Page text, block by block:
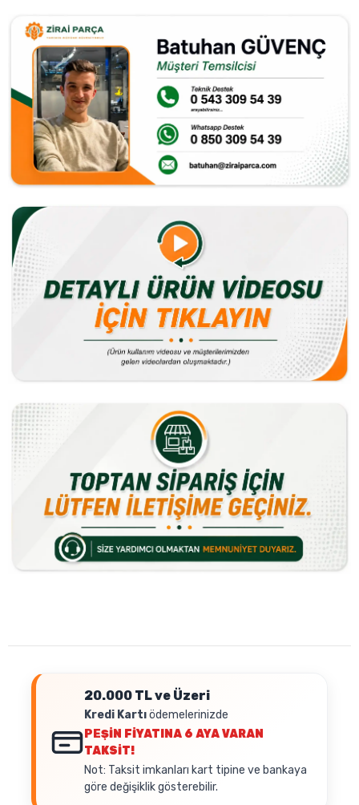
20.000 TL ve Üzeri
Kredi Kartıödemelerinizde
PEŞİN FİYATINA 6 AYA VARAN
TAKSİT!
Not: Taksit imkanları kart tipine ve bankaya
göre değişiklik gösterebilir.